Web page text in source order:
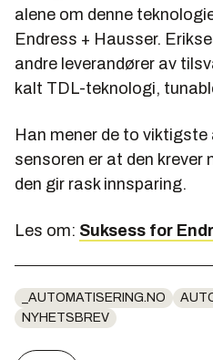
alene om denne
Endress + Hausser.
andre leverandører av
kalt TDL-teknologi,
Han mener de to
sensoren er at den krever
den gir rask innsparing.
Les om: Suksess for
_AUTOMATISERING.NO
NYHETSBREV